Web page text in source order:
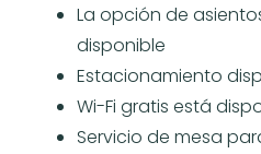
La opción de
disponible
Estacionamiento
Wi-Fi gratis está
Servicio de mesa